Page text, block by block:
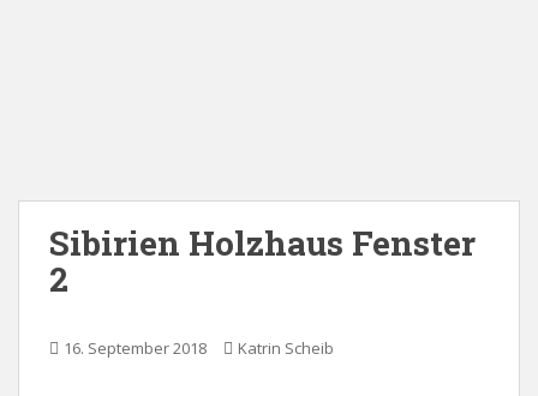
Sibirien Holzhaus Fenster
2
16. September 2018 Katrin Scheib